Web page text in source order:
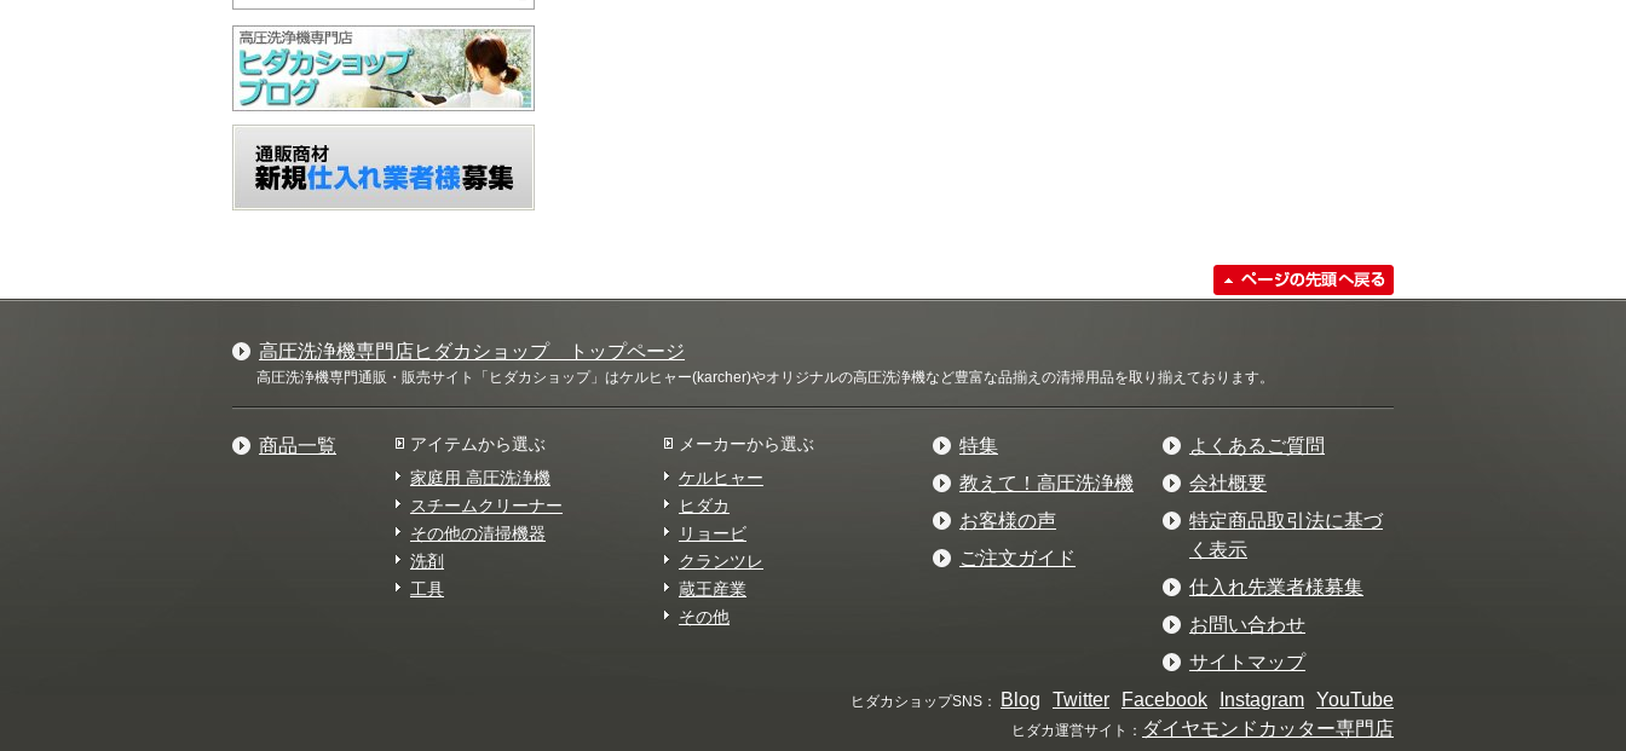
高圧洗浄機専門店ヒダカショップ トップページ
高圧洗浄機専門通販・販売サイト「ヒダカショップ」はケルヒャー(karcher)やオリジナルの高圧洗浄機など豊富な品揃えの清掃用品を取り揃えております。
商品一覧
アイテムから選ぶ
家庭用 高圧洗浄機
スチームクリーナー
その他の清掃機器
洗剤
工具
メーカーから選ぶ
ケルヒャー
ヒダカ
リョービ
クランツレ
蔵王産業
その他
特集
教えて！高圧洗浄機
お客様の声
ご注文ガイド
よくあるご質問
会社概要
特定商品取引法に基づ
く表示
仕入れ先業者様募集
お問い合わせ
サイトマップ
ヒダカショップSNS： Blog Twitter Facebook Instagram YouTube
ヒダカ運営サイト： ダイヤモンドカッター専門店